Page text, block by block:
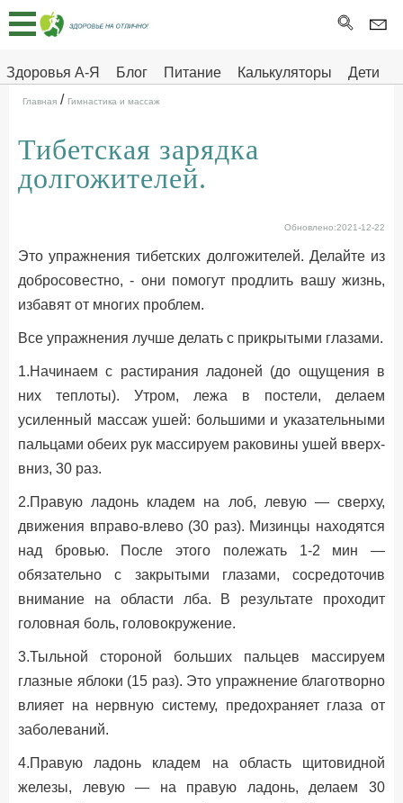
Здоровья А-Я Блог Питание Калькуляторы
Дети
Здоровье на отлично
Главная
Тесты
Про
ДЕТЯМ
Главная / Гимнастика и массаж
Тибетская зарядка
долгожителей.
Обновлено:2021-12-22
Это упражнения тибетских долгожителей. Делайте из
добросовестно, - они помогут продлить вашу жизнь,
избавят от многих проблем.
Все упражнения лучше делать с прикрытыми глазами.
1.Начинаем с растирания ладоней (до ощущения в
них теплоты). Утром, лежа в постели, делаем
усиленный массаж ушей: большими и указательными
пальцами обеих рук массируем раковины ушей вверх-
вниз, 30 раз.
2.Правую ладонь кладем на лоб, левую — сверху,
движения вправо-влево (30 раз). Мизинцы находятся
над бровью. После этого полежать 1-2 мин —
обязательно с закрытыми глазами, сосредоточив
внимание на области лба. В результате проходит
головная боль, головокружение.
3.Тыльной стороной больших пальцев массируем
глазные яблоки (15 раз). Это упражнение благотворно
влияет на нервную систему, предохраняет глаза от
заболеваний.
4.Правую ладонь кладем на область щитовидной
железы, левую — на правую ладонь, делаем 30